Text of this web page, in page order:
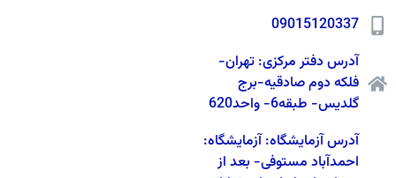
09015120337
آدرس دفتر مرکزی: تهران-
فلکه دوم صادقیه-برج
گلدیس- طبقه6- واحد620
آدرس آزمایشگاه: آزمایشگاه:
احمدآباد مستوفی- بعد از